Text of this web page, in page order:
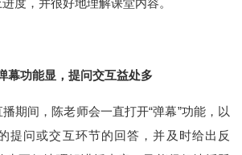
幕功能显，提问交互益处多
期间，陈老师会一直打开“弹幕”功能，以
提问或交互环节的回答，并及时给出反